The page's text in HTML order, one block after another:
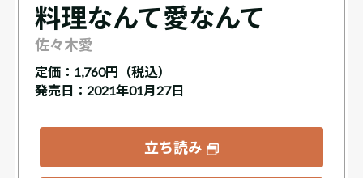
料理なんて愛なんて
佐々木愛
定価： 1,760円（税込）
発売日：2021年01月27日
立ち読み